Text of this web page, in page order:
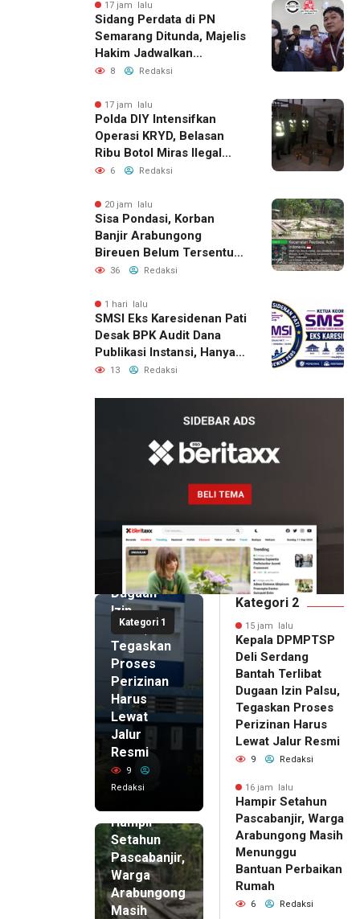
17 jam lalu
Sidang Perdata di PN
Semarang Ditunda, Majelis
Hakim Jadwalkan
Pemanggilan Ulang BPR
8 Redaksi
17 jam lalu
Polda DIY Intensifkan
Operasi KRYD, Belasan
Ribu Botol Miras Ilegal
Berhasil Diamankan
6 Redaksi
20 jam lalu
Sisa Pondasi, Korban
Banjir Arabungong
Bireuen Belum Tersentuh
Bantuan Pascabencana
36 Redaksi
1 hari lalu
SMSI Eks Karesidenan Pati
Desak BPK Audit Dana
Publikasi Instansi, Hanya
untuk Perusahaan Pers
13 Redaksi
Kategori 1
Deli
Serdang
Bantah
Terlibat
Dugaan
Izin
Palsu,
Tegaskan
Proses
Perizinan
Harus
Lewat
Jalur
Resmi
9
Redaksi
Hampir
Setahun
Pascabanjir,
Warga
Arabungong
Masih
Kategori 2
15 jam lalu
Kepala DPMPTSP
Deli Serdang
Bantah Terlibat
Dugaan Izin Palsu,
Tegaskan Proses
Perizinan Harus
Lewat Jalur Resmi
9 Redaksi
16 jam lalu
Hampir Setahun
Pascabanjir, Warga
Arabungong Masih
Menunggu
Bantuan Perbaikan
Rumah
6 Redaksi